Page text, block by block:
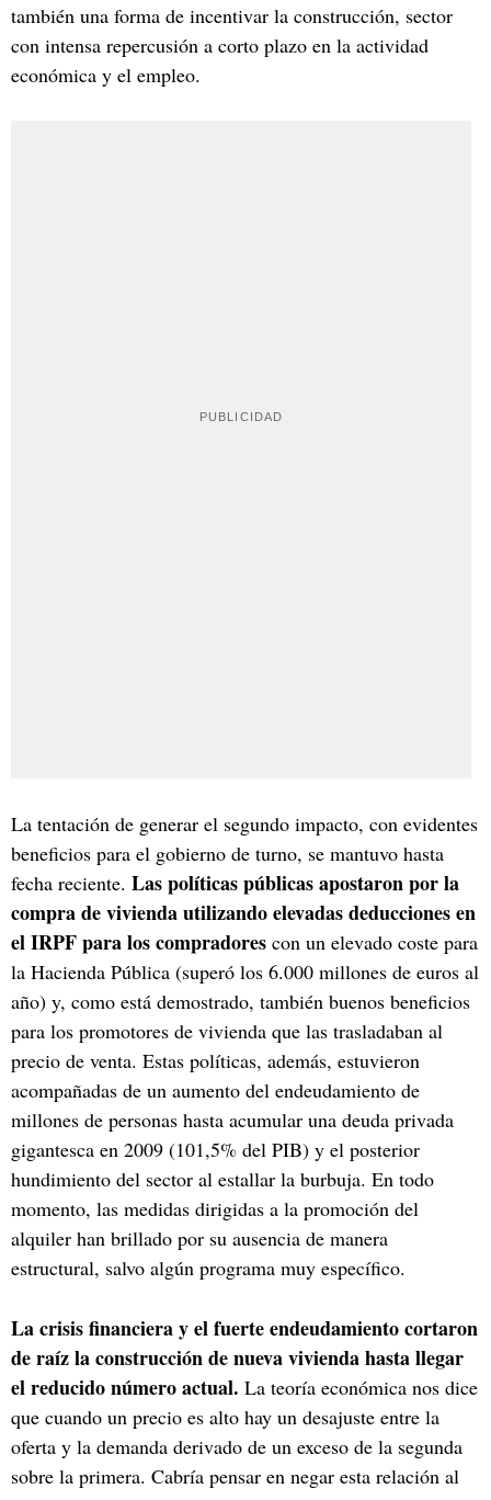
también una forma de incentivar la construcción, sector
con intensa repercusión a corto plazo en la actividad
económica y el empleo.
La tentación de generar el segundo impacto, con evidentes
beneficios para el gobierno de turno, se mantuvo hasta
fecha reciente. Las políticas públicas apostaron por la
compra de vivienda utilizando elevadas deducciones en
el IRPF para los compradores con un elevado coste para
la Hacienda Pública (superó los 6.000 millones de euros al
año) y, como está demostrado, también buenos beneficios
para los promotores de vivienda que las trasladaban al
precio de venta. Estas políticas, además, estuvieron
acompañadas de un aumento del endeudamiento de
millones de personas hasta acumular una deuda privada
gigantesca en 2009 (101,5% del PIB) y el posterior
hundimiento del sector al estallar la burbuja. En todo
momento, las medidas dirigidas a la promoción del
alquiler han brillado por su ausencia de manera
estructural, salvo algún programa muy específico.
La crisis financiera y el fuerte endeudamiento cortaron
de raíz la construcción de nueva vivienda hasta llegar
el reducido número actual. La teoría económica nos dice
que cuando un precio es alto hay un desajuste entre la
oferta y la demanda derivado de un exceso de la segunda
sobre la primera. Cabría pensar en negar esta relación al